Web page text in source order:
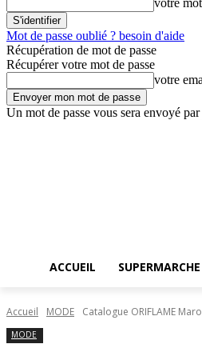
votre
Mot de passe oublié ? besoin d'aide
Récupération de mot de passe
Récupérer votre mot de passe
votre
Un mot de passe vous sera envoyé
ACCUEIL SUPERMARCHE
Accueil MODE Catalogue ORIFLAME
MODE